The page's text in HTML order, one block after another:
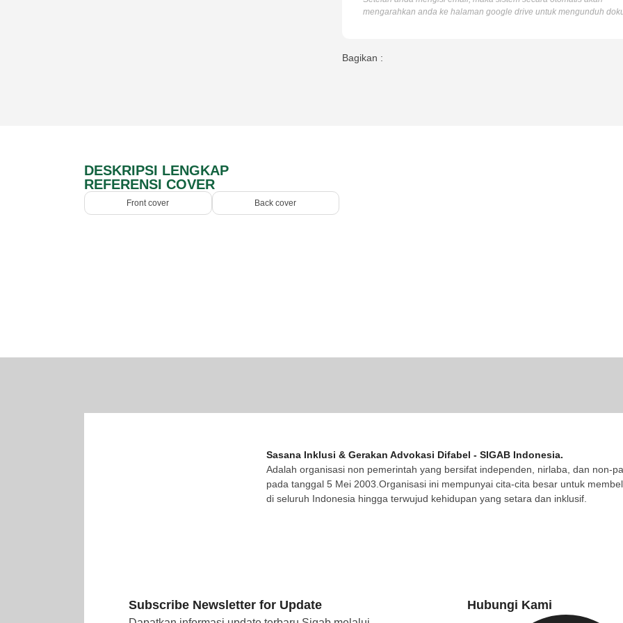
mengarahkan anda ke halaman google drive untuk mengunduh
Bagikan :
DESKRIPSI LENGKAP
REFERENSI COVER
Front cover Back cover
Sasana Inklusi & Gerakan Advokasi Difabel - SIGAB Indonesia.
Adalah organisasi non pemerintah yang bersifat independen, nirlaba, dan non-
pada tanggal 5 Mei 2003.Organisasi ini mempunyai cita-cita besar untuk
di seluruh Indonesia hingga terwujud kehidupan yang setara dan inklusif.
Subscribe Newsletter for Update Hubungi Kami